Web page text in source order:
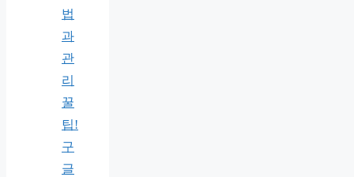
법
과
관
리
꿀
팁!
구
글